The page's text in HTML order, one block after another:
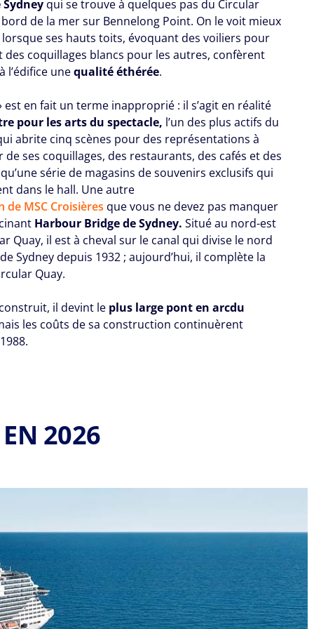
Sydney qui se trouve à quelques pas du Circular
bord de la mer sur Bennelong Point. On le voit mieux
ses hauts toits, évoquant des voiliers pour
des coquillages blancs pour les autres, confèrent
l’édifice unequalité éthérée.
est en fait un terme inapproprié : il s’agit en réalité
pour les arts du spectacle, l’un des plus actifs du
abrite cinq scènes pour des représentations à
de ses coquillages, des restaurants, des cafés et des
série de magasins de souvenirs exclusifs qui
dans le hall. Une autre
de MSC Croisières que vous ne devez pas manquer
Harbour Bridge de Sydney.Situé au nord-est
Quay, il est à cheval sur le canal qui divise le nord
Sydney depuis 1932 ; aujourd’hui, il complète la
Quay.
il devint le plus large pont en arcdu
les coûts de sa construction continuèrent
EN 2026